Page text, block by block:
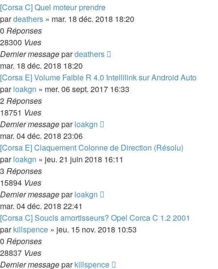
[Corsa C] Quel moteur prendre
pardeathers » mar. 18 déc. 2018 18:20
0 Réponses
28300 Vues
Dernier messagepardeathers
mar. 18 déc. 2018 18:20
[Corsa E] Volume Faible R 4.0 Intellilink sur Android Auto
parloakgn » mer. 06 sept. 2017 16:33
2Réponses
18751 Vues
Dernier messageparloakgn
mar. 04 déc. 2018 23:06
[Corsa E] Claquement Colonne de Direction (Résolu)
parloakgn » jeu. 21 juin 2018 16:11
3 Réponses
15894 Vues
Dernier messageparloakgn
mar. 04 déc. 2018 22:41
[Corsa C] Soucis amortisseurs? Opel Corca C 1.2 2001
parkillspence » jeu. 15 nov. 2018 10:53
0 Réponses
28837 Vues
Dernier messageparkillspence